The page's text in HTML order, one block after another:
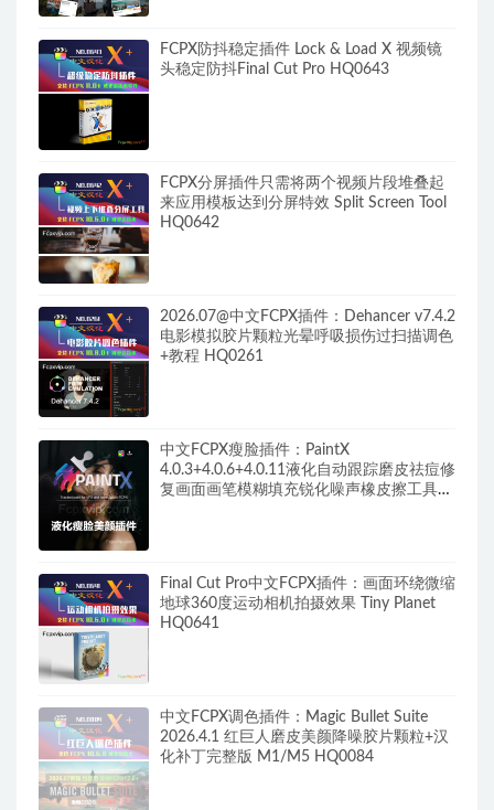
FCPX防抖稳定插件 Lock & Load X 视频镜
头稳定防抖Final Cut Pro HQ0643
FCPX分屏插件只需将两个视频片段堆叠起
来应用模板达到分屏特效 Split Screen Tool
HQ0642
2026.07@中文FCPX插件：Dehancer v7.4.2
电影模拟胶片颗粒光晕呼吸损伤过扫描调色
+教程 HQ0261
中文FCPX瘦脸插件：PaintX
4.0.3+4.0.6+4.0.11液化自动跟踪磨皮祛痘修
复画面画笔模糊填充锐化噪声橡皮擦工具
Final Cut Pro中文FCPX插件：画面环绕微缩
地球360度运动相机拍摄效果 Tiny Planet
HQ0641
中文FCPX调色插件：Magic Bullet Suite
2026.4.1 红巨人磨皮美颜降噪胶片颗粒+汉
化补丁完整版 M1/M5 HQ0084